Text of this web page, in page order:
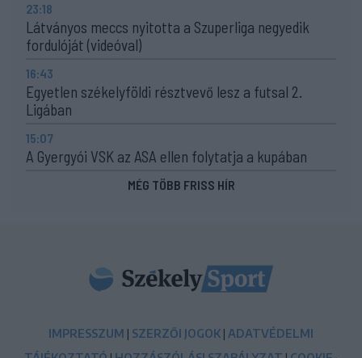
23:18
Látványos meccs nyitotta a Szuperliga negyedik
fordulóját (videóval)
16:43
Egyetlen székelyföldi résztvevő lesz a futsal 2.
Ligában
15:07
A Gyergyói VSK az ASA ellen folytatja a kupában
MÉG TÖBB FRISS HÍR
IMPRESSZUM | SZERZŐI JOGOK | ADATVÉDELMI